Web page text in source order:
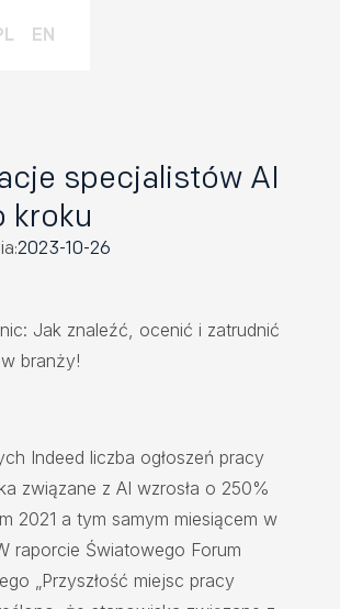
EN
specjalistów AI
kroku
2023-10-26
Jak znaleźć, ocenić i zatrudnić
branży!
Indeed liczba ogłoszeń pracy
związane z AI wzrosła o 250%
2021 a tym samym miesiącem w
raporcie Światowego Forum
„Przyszłość miejsc pracy